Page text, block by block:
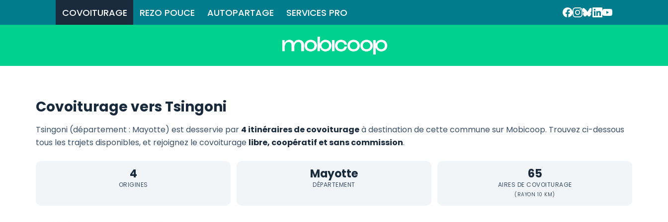
COVOITURAGE REZO POUCE AUTOPARTAGE SERVICES PRO
Covoiturage vers Tsingoni
Tsingoni (département : Mayotte) est desservie par 4 itinéraires de covoiturageà destination de cette commune sur Mobicoop. Trouvez ci-dessous
tous les trajets disponibles, et rejoignez le covoiturage libre, coopératif et sans commission.
4
ORIGINES
Mayotte
DÉPARTEMENT
65
AIRES DE COVOITURAGE
(RAYON 10 KM)